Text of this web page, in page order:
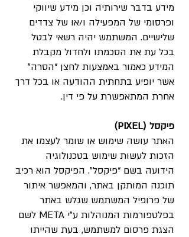
מידע בדבר שירותיה וכן מידע שיווקי
ופרסומי של המפעילה ו/או של צדדים
שלישיים. המשתמש יהיה רשאי לבטל
בכל עת את הסכמתו ולחדול מקבלת
המידע כאמור באמצעות לחצן “הסרה”
אשר יופיע בתחתית ההודעה או בכל דרך
אחרת המתאפשרת על פי דין.
פיקסל (PIXEL)
האתר עושה שימוש או שומר לעצמו את
הזכות לעשות שימוש בטכנולוגיה
הידועה בשם “פיקסל”. הפיקסל הוא רכיב
תוכנה המותקן באתר, והמאפשר איתור
של פרופיל המשתמש שגלש באתר
בפלטפורמות המנוהלות ע”י META לשם
הצגת פרסום למשתמש, בעת שהייתו